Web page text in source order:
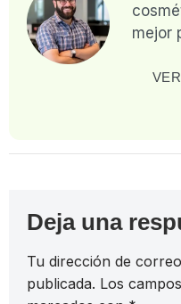
mejor
Deja una
Tu dirección de
publicada. Los